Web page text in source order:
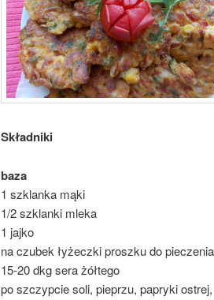
Składniki
baza
1 szklanka mąki
1/2 szklanki mleka
1 jajko
na czubek łyżeczki proszku do pieczenia
15-20 dkg sera żółtego
po szczypcie soli, pieprzu, papryki